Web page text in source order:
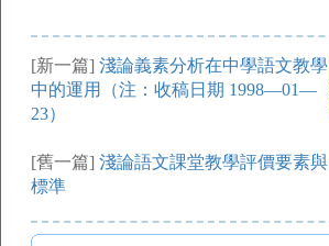
[新一篇] 淺論義素分析在中學語文教學
中的運用（注：收稿日期 1998—01—
23）
[舊一篇] 淺論語文課堂教學評價要素與
標準